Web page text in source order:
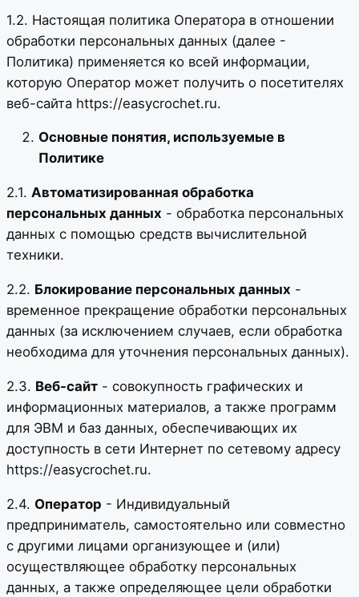
1.2. Настоящая политика Оператора в отношении
обработки персональных данных (далее -
Политика) применяется ко всей информации,
которую Оператор может получить о посетителях
веб-сайта https://easycrochet.ru.
Основные понятия, используемые в
Политике
2.1. Автоматизированная обработка
персональных данных - обработка персональных
данных с помощью средств вычислительной
техники.
2.2. Блокирование персональных данных -
временное прекращение обработки персональных
данных (за исключением случаев, если обработка
необходима для уточнения персональных данных).
2.3. Веб-сайт - совокупность графических и
информационных материалов, а также программ
для ЭВМ и баз данных, обеспечивающих их
доступность в сети Интернет по сетевому адресу
https://easycrochet.ru.
2.4. Оператор - Индивидуальный
предприниматель, самостоятельно или совместно
с другими лицами организующее и (или)
осуществляющее обработку персональных
данных, а также определяющее цели обработки